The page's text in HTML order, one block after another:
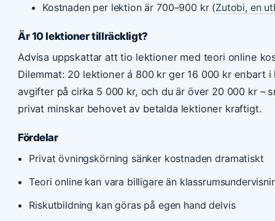
Kostnaden per lektion är 700–900 kr (Zutobi, en
Är 10 lektioner tillräckligt?
Advisa uppskattar att tio lektioner med teori online
Dilemmat: 20 lektioner á 800 kr ger 16 000 kr enbart
avgifter på cirka 5 000 kr, och du är över 20 000 kr –
privat minskar behovet av betalda lektioner kraftigt.
Fördelar
Privat övningskörning sänker kostnaden dramatiskt
Teori online kan vara billigare än
Riskutbildning kan göras på egen hand delvis